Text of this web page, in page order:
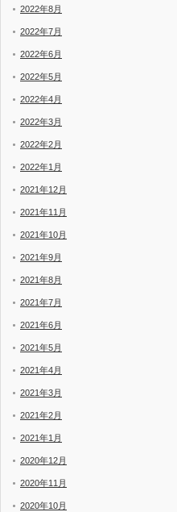
2022年8月
2022年7月
2022年6月
2022年5月
2022年4月
2022年3月
2022年2月
2022年1月
2021年12月
2021年11月
2021年10月
2021年9月
2021年8月
2021年7月
2021年6月
2021年5月
2021年4月
2021年3月
2021年2月
2021年1月
2020年12月
2020年11月
2020年10月